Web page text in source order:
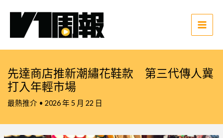
Main
先達商店推新潮繡花鞋款 第三代傳人冀
打入年輕市場
最熱推介 • 2026 年 5 月 22 日